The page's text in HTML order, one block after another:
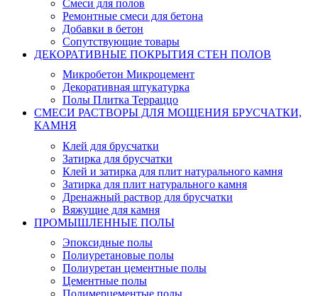
Смеси для полов
Ремонтные смеси для бетона
Добавки в бетон
Сопутствующие товары
ДЕКОРАТИВНЫЕ ПОКРЫТИЯ СТЕН ПОЛОВ
Микробетон Микроцемент
Декоративная штукатурка
Полы Плитка Терраццо
СМЕСИ РАСТВОРЫ ДЛЯ МОЩЕНИЯ БРУСЧАТКИ,
КАМНЯ
Клей для брусчатки
Затирка для брусчатки
Клей и затирка для плит натурального камня
Затирка для плит натурального камня
Дренажный раствор для брусчатки
Вяжущие для камня
ПРОМЫШЛЕННЫЕ ПОЛЫ
Эпоксидные полы
Полиуретановые полы
Полиуретан цементные полы
Цементные полы
Полимерцементые полы